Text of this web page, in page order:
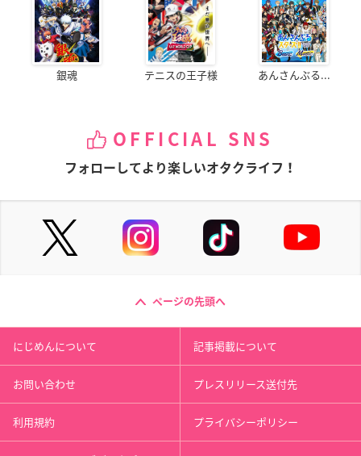
銀魂 テニスの王子様 あんさんぶる...
OFFICIAL SNS
フォローしてより楽しいオタクライフ！
ページの先頭へ
にじめんについて 記事掲載について
お問い合わせ プレスリリース送付先
利用規約 プライバシーポリシー